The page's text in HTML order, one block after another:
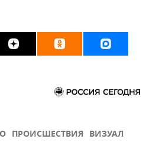
ПРОИСШЕСТВИЯ ВИЗУАЛ